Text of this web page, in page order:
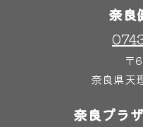
奈良
〒
奈良県天
奈良プラ